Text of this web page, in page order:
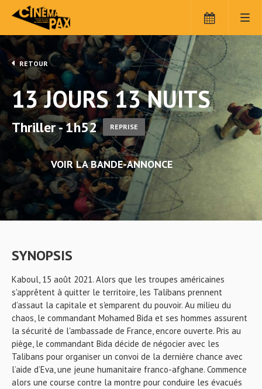
RETOUR
13 JOURS 13 NUITS
Thriller - 1h52 REPRISE
VOIR LA BANDE-ANNONCE
SYNOPSIS
Kaboul, 15 août 2021. Alors que les troupes américaines
s'apprêtent à quitter le territoire, les Talibans prennent
d’assaut la capitale et s'emparent du pouvoir. Au milieu du
chaos, le commandant Mohamed Bida et ses hommes assurent
la sécurité de l'ambassade de France, encore ouverte. Pris au
piège, le commandant Bida décide de négocier avec les
Talibans pour organiser un convoi de la dernière chance avec
l’aide d’Eva, une jeune humanitaire franco-afghane. Commence
alors une course contre la montre pour conduire les évacués